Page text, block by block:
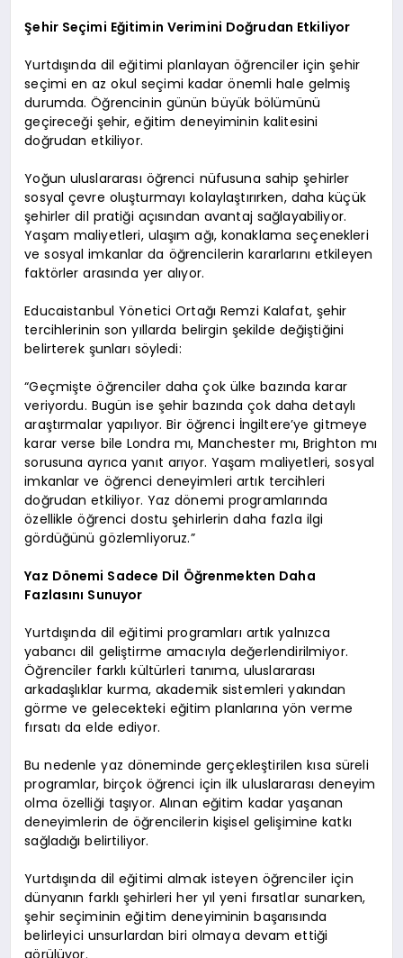
Şehir Seçimi Eğitimin Verimini Doğrudan Etkiliyor
Yurtdışında dil eğitimi planlayan öğrenciler için şehir
seçimi en az okul seçimi kadar önemli hale gelmiş
durumda. Öğrencinin günün büyük bölümünü
geçireceği şehir, eğitim deneyiminin kalitesini
doğrudan etkiliyor.
Yoğun uluslararası öğrenci nüfusuna sahip şehirler
sosyal çevre oluşturmayı kolaylaştırırken, daha küçük
şehirler dil pratiği açısından avantaj sağlayabiliyor.
Yaşam maliyetleri, ulaşım ağı, konaklama seçenekleri
ve sosyal imkanlar da öğrencilerin kararlarını etkileyen
faktörler arasında yer alıyor.
Educaistanbul Yönetici Ortağı Remzi Kalafat, şehir
tercihlerinin son yıllarda belirgin şekilde değiştiğini
belirterek şunları söyledi:
“Geçmişte öğrenciler daha çok ülke bazında karar
veriyordu. Bugün ise şehir bazında çok daha detaylı
araştırmalar yapılıyor. Bir öğrenci İngiltere’ye gitmeye
karar verse bile Londra mı, Manchester mı, Brighton mı
sorusuna ayrıca yanıt arıyor. Yaşam maliyetleri, sosyal
imkanlar ve öğrenci deneyimleri artık tercihleri
doğrudan etkiliyor. Yaz dönemi programlarında
özellikle öğrenci dostu şehirlerin daha fazla ilgi
gördüğünü gözlemliyoruz.”
Yaz Dönemi Sadece Dil Öğrenmekten Daha
Fazlasını Sunuyor
Yurtdışında dil eğitimi programları artık yalnızca
yabancı dil geliştirme amacıyla değerlendirilmiyor.
Öğrenciler farklı kültürleri tanıma, uluslararası
arkadaşlıklar kurma, akademik sistemleri yakından
görme ve gelecekteki eğitim planlarına yön verme
fırsatı da elde ediyor.
Bu nedenle yaz döneminde gerçekleştirilen kısa süreli
programlar, birçok öğrenci için ilk uluslararası deneyim
olma özelliği taşıyor. Alınan eğitim kadar yaşanan
deneyimlerin de öğrencilerin kişisel gelişimine katkı
sağladığı belirtiliyor.
Yurtdışında dil eğitimi almak isteyen öğrenciler için
dünyanın farklı şehirleri her yıl yeni fırsatlar sunarken,
şehir seçiminin eğitim deneyiminin başarısında
belirleyici unsurlardan biri olmaya devam ettiği